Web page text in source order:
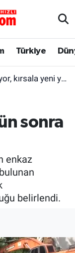
Türkiye
alanları kazandırılıyor
uyarısı
sonra
enkaz
belirlendi.